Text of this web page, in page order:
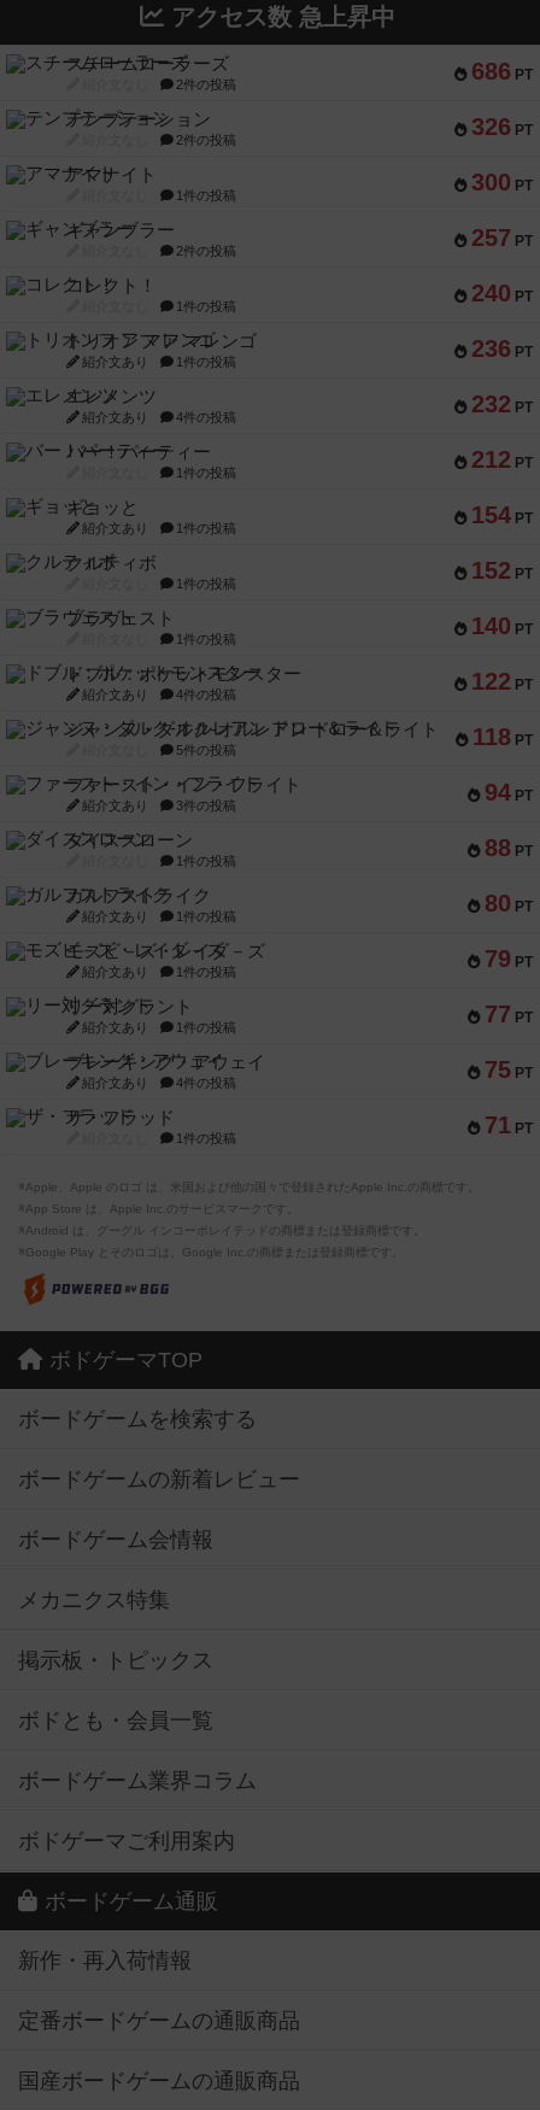
アクセス数 急上昇中
686 PT
スチームローラーズ
2件の投稿
326 PT
テンプテーション
2件の投稿
300 PT
アマナイト
1件の投稿
257 PT
ギャンブラー
2件の投稿
240 PT
コレクト！
1件の投稿
236 PT
トリオンフ ア マレンゴ
紹介文あり 1件の投稿
232 PT
エレメンツ
紹介文あり 4件の投稿
212 PT
バー！パーティー
1件の投稿
154 PT
ギョッと
紹介文あり 1件の投稿
152 PT
クルティボ
1件の投稿
140 PT
ブラヴェスト
1件の投稿
122 PT
ドブル：ポケットモンスター
紹介文あり 4件の投稿
118 PT
ジャンヌ・ダルク-オルレアン ドロー＆ライト
5件の投稿
94 PT
ファースト・イン・フライト
紹介文あり 3件の投稿
88 PT
ダイススローン
1件の投稿
80 PT
ガルフストライク
紹介文あり 1件の投稿
79 PT
モズビ－ズ・レイダ－ズ
紹介文あり 1件の投稿
77 PT
リー対グラント
紹介文あり 1件の投稿
75 PT
ブレーキング・アウェイ
紹介文あり 4件の投稿
71 PT
ザ・フラッド
1件の投稿
※Apple、Apple のロゴ は、米国および他の国々で登録されたApple Inc.の商標です。
※App Store は、Apple Inc.のサービスマークです。
※Android は、グーグル インコーポレイテッドの商標または登録商標です。
※Google Play とそのロゴは、Google Inc.の商標または登録商標です。
ボドゲーマTOP
ボードゲームを検索する
ボードゲームの新着レビュー
ボードゲーム会情報
メカニクス特集
掲示板・トピックス
ボドとも・会員一覧
ボードゲーム業界コラム
ボドゲーマご利用案内
ボードゲーム通販
新作・再入荷情報
定番ボードゲームの通販商品
国産ボードゲームの通販商品